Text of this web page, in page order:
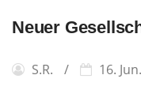
Neuer
S.R. 16.